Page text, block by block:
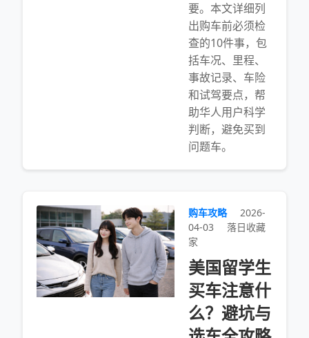
要。本文详细列
出购车前必须检
查的10件事，包
括车况、里程、
事故记录、车险
和试驾要点，帮
助华人用户科学
判断，避免买到
问题车。
购车攻略
2026-
04-03
落日收藏
家
美国留学生
买车注意什
么？避坑与